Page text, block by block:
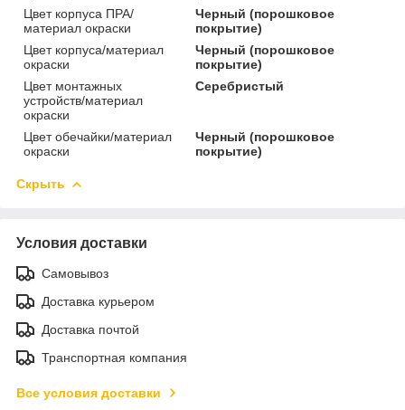
Цвет корпуса ПРА/
материал окраски
Черный (порошковое
покрытие)
Цвет корпуса/материал
окраски
Черный (порошковое
покрытие)
Цвет монтажных
устройств/материал
окраски
Серебристый
Цвет обечайки/материал
окраски
Черный (порошковое
покрытие)
Скрыть
Условия доставки
Самовывоз
Доставка курьером
Доставка почтой
Транспортная компания
Все условия доставки